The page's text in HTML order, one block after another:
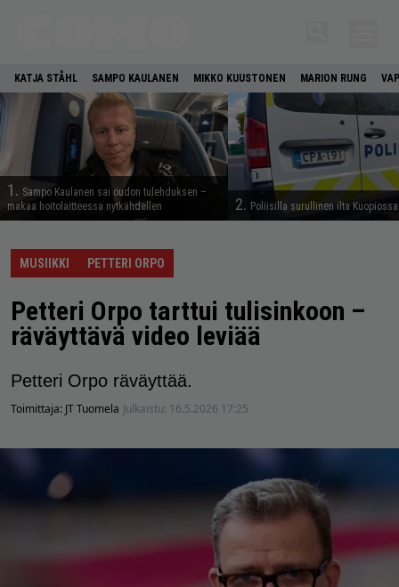
KATJA STÅHL SAMPO KAULANEN MIKKO KUUSTONEN MARION RUNG
1. Sampo Kaulanen sai oudon tulehduksen –
makaa hoitolaitteessa nytkähdellen
2. Poliisilla surullinen ilta
MUSIIKKI PETTERI ORPO
Petteri Orpo tarttui tulisinkoon –
räväyttävä video leviää
Petteri Orpo räväyttää.
Toimittaja: JT Tuomela Julkaistu: 16.5.2026 17:25